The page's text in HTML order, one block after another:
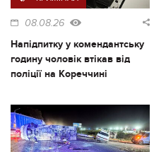
08.08.26
Напідпитку у комендантську
годину чоловік втікав від
поліції на Кореччині